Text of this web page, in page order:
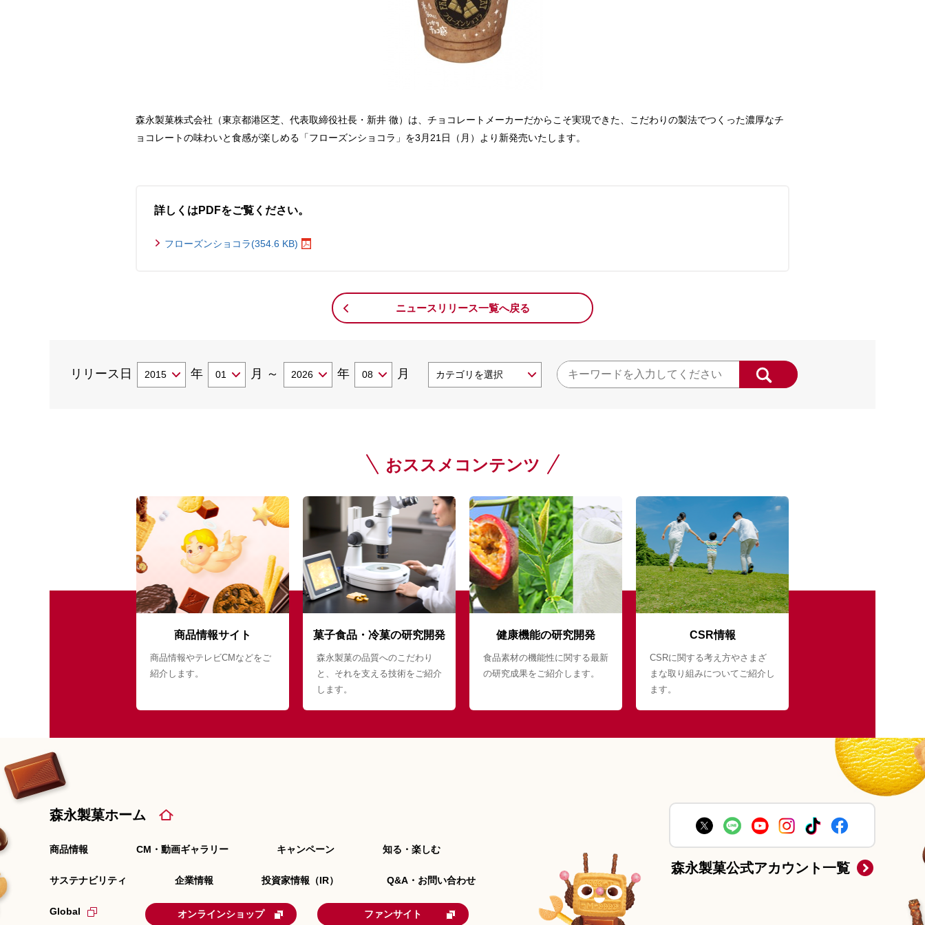
森永製菓株式会社（東京都港区芝、代表取締役社長・新井 徹）は、チョコレートメーカーだからこそ実現できた、こだわりの製法でつくった濃厚なチ
ョコレートの味わいと食感が楽しめる「フローズンショコラ」を3月21日（月）より新発売いたします。
詳しくはPDFをご覧ください。
フローズンショコラ(354.6 KB)
ニュースリリース一覧へ戻る
リリース日 年 月 ～ 年 月
おススメコンテンツ
商品情報サイト
商品情報やテレビCMなどをご
紹介します。
菓子食品・冷菓の研究開発
森永製菓の品質へのこだわり
と、それを支える技術をご紹介
します。
健康機能の研究開発
食品素材の機能性に関する最新
の研究成果をご紹介します。
CSR情報
CSRに関する考え方やさまざ
まな取り組みについてご紹介し
ます。
森永製菓ホーム
商品情報 CM・動画ギャラリー キャンペーン 知る・楽しむ
サステナビリティ 企業情報 投資家情報（IR） Q&A・お問い合わせ
Global オンラインショップ ファンサイト
森永製菓公式アカウント一覧